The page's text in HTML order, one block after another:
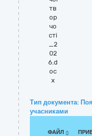
тв
ор
чо
сті
_2
02
6.d
oc
x
Тип документа:
учасниками
ФАЙЛ